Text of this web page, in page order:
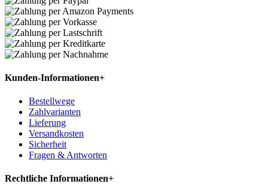
Kunden-Informationen+
Bestellwege
Zahlvarianten
Lieferung
Versandkosten
Sicherheit
Fragen & Antworten
Rechtliche Informationen+